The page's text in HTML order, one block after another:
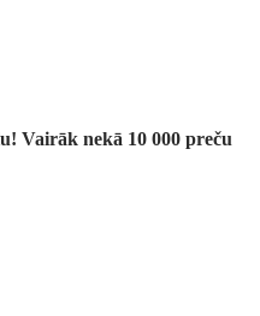
Vairāk nekā 10 000 preču